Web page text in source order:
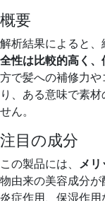
概要
解析結果によると、
全性は比較的高く
方で髪への補修力
り、ある意味で素
せん。
注目の成分
この製品には、 メリ
物由来の美容成分
炎症作用、保湿作